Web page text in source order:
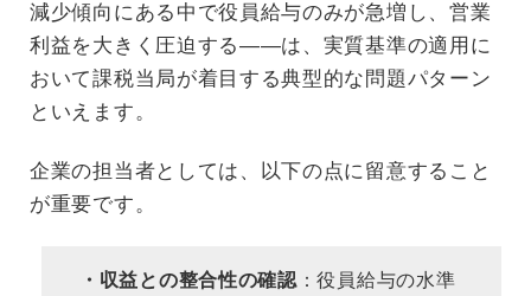
減少傾向にある中で役員給与のみが急増し、営業
利益を大きく圧迫する——は、実質基準の適用に
おいて課税当局が着目する典型的な問題パターン
といえます。
企業の担当者としては、以下の点に留意すること
が重要です。
・収益との整合性の確認 ：役員給与の水準